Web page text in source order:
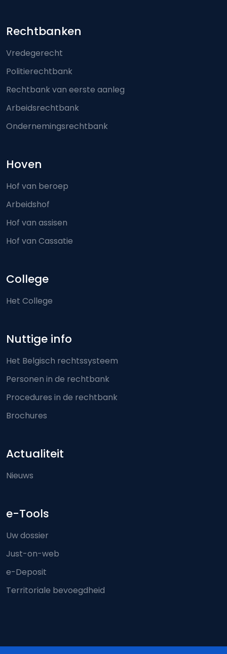
Footer-menu
Rechtbanken
Vredegerecht
Politierechtbank
Rechtbank van eerste aanleg
Arbeidsrechtbank
Ondernemingsrechtbank
Hoven
Hof van beroep
Arbeidshof
Hof van assisen
Hof van Cassatie
College
Het College
Nuttige info
Het Belgisch rechtssysteem
Personen in de rechtbank
Procedures in de rechtbank
Brochures
Actualiteit
Nieuws
e-Tools
Uw dossier
Just-on-web
e-Deposit
Territoriale bevoegdheid